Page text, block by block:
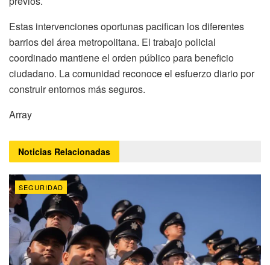
Estas intervenciones oportunas pacifican los diferentes
barrios del área metropolitana. El trabajo policial
coordinado mantiene el orden público para beneficio
ciudadano. La comunidad reconoce el esfuerzo diario por
construir entornos más seguros.
Array
Noticias Relacionadas
SEGURIDAD